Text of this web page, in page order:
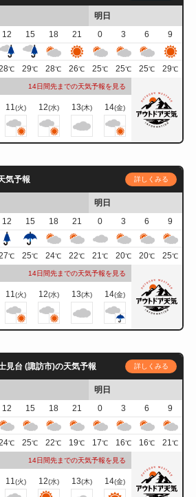
明日
12 15 18 21 0 3 6
9
℃ 29℃ 28℃ 26℃ 25℃ 25℃ 25℃ 29℃
14日間先までの天気予報を見る
11(火) 12(水) 13(木) 14(金)
気予報 詳しくみる
明日
12 15 18 21 0 3 6
9
℃ 25℃ 24℃ 22℃ 21℃ 20℃ 20℃ 25℃
14日間先までの天気予報を見る
11(火) 12(水) 13(木) 14(金)
見台 (諏訪市)の天気予報 詳しくみる
明日
12 15 18 21 0 3 6
9
℃ 25℃ 22℃ 19℃ 17℃ 16℃ 16℃ 21℃
14日間先までの天気予報を見る
11(火) 12(水) 13(木) 14(金)